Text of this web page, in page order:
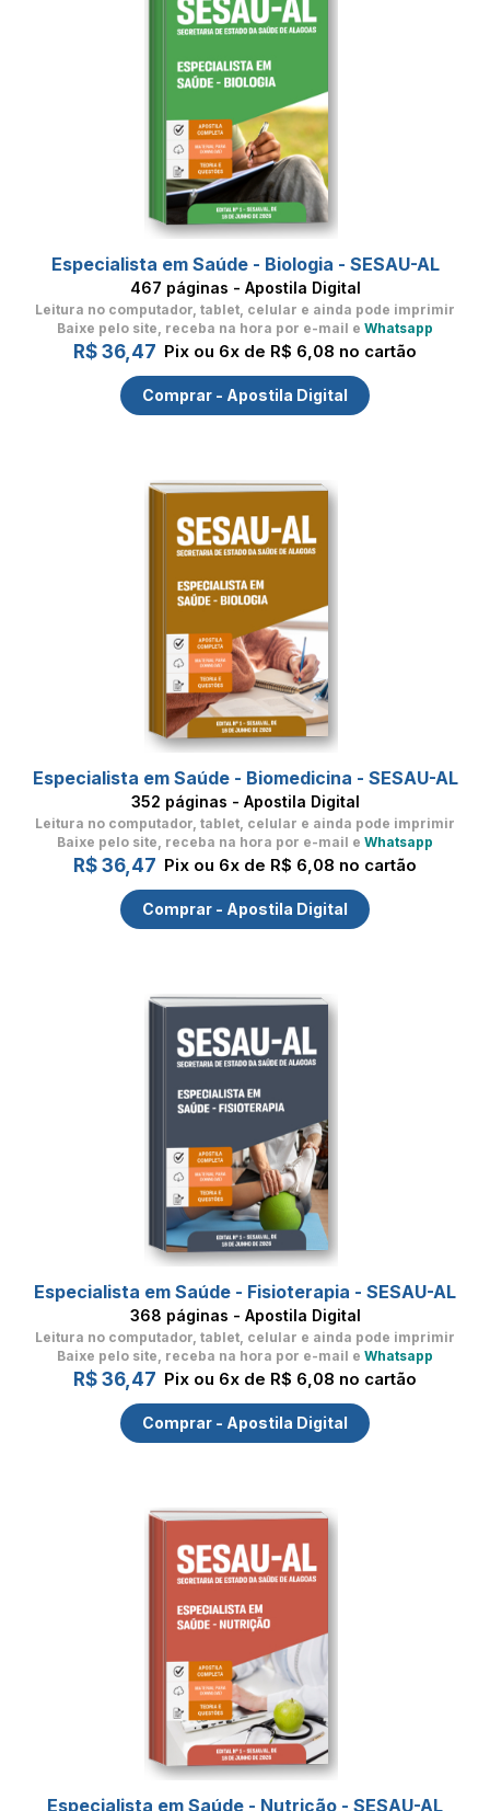
Especialista em Saúde - Biologia - SESAU-AL
467 páginas - Apostila Digital
Leitura no computador, tablet, celular e ainda pode imprimir
Baixe pelo site, receba na hora por e-mail e Whatsapp
R$ 36,47 Pix ou 6x de R$ 6,08 no cartão
Comprar - Apostila Digital
Especialista em Saúde - Biomedicina - SESAU-AL
352 páginas - Apostila Digital
Leitura no computador, tablet, celular e ainda pode imprimir
Baixe pelo site, receba na hora por e-mail e Whatsapp
R$ 36,47 Pix ou 6x de R$ 6,08 no cartão
Comprar - Apostila Digital
Especialista em Saúde - Fisioterapia - SESAU-AL
368 páginas - Apostila Digital
Leitura no computador, tablet, celular e ainda pode imprimir
Baixe pelo site, receba na hora por e-mail e Whatsapp
R$ 36,47 Pix ou 6x de R$ 6,08 no cartão
Comprar - Apostila Digital
Especialista em Saúde - Nutrição - SESAU-AL